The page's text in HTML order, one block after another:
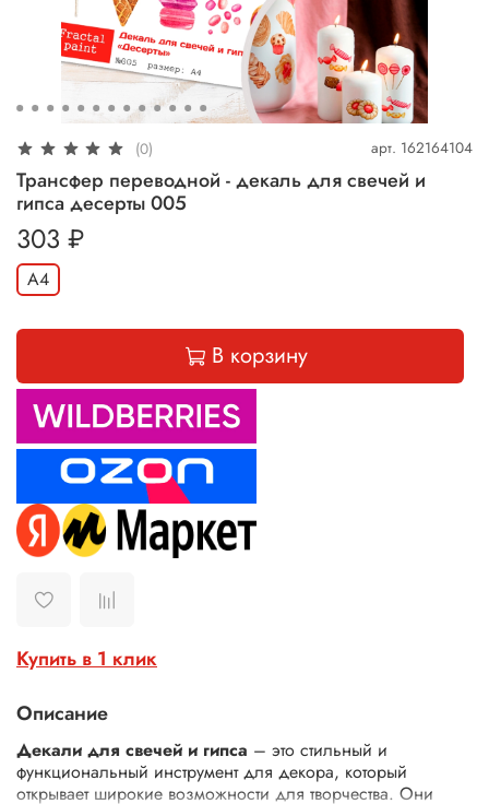
(0) арт. 162164104
Трансфер переводной - декаль для свечей и
гипса десерты 005
303 ₽
А4
В корзину
Купить в 1 клик
Описание
Декали для свечей и гипса – это стильный и
функциональный инструмент для декора, который
открывает широкие возможности для творчества. Они